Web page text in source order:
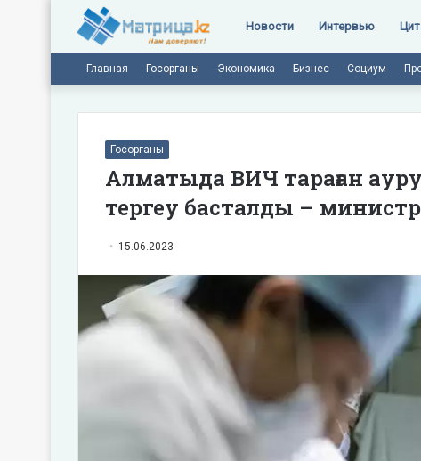
Новости Интервью
Главная Госорганы Экономика Бизнес Социум
Госорганы
Алматыда ВИЧ тараған
тергеу басталды – министр
15.06.2023